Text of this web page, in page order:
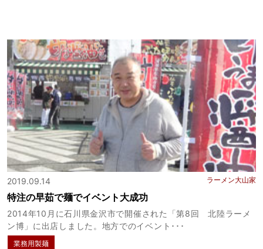
2019.09.14 ラーメン大山家
特注の早茹で麺でイベント大成功
2014年10月に石川県金沢市で開催された「第8回 北陸ラーメ
ン博」に出店しました。地方でのイベント･･･
業務用製麺